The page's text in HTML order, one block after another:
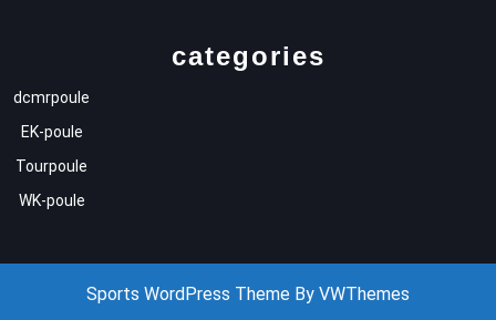
categories
dcmrpoule
EK-poule
Tourpoule
WK-poule
Sports WordPress Theme By VWThemes